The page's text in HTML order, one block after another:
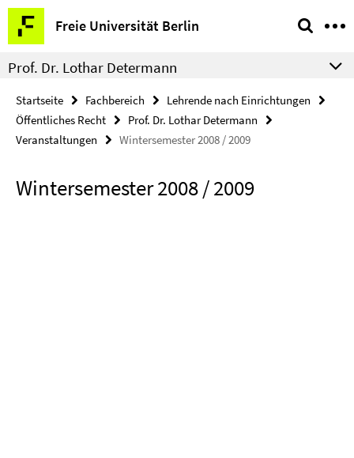
Springe
direkt
zu
Inhalt
Freie Universität Berlin
Service-
Navigation
Prof. Dr. Lothar Determann
Startseite Fachbereich
Lehrende nach Einrichtungen
Öffentliches Recht
Prof. Dr. Lothar Determann
Veranstaltungen
Wintersemester 2008 / 2009
Wintersemester 2008 / 2009